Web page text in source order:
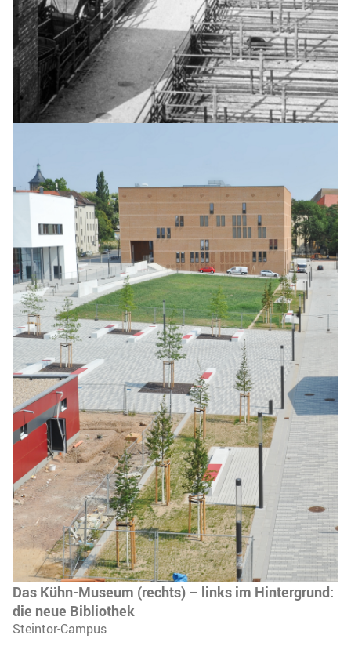
Das Kühn-Museum (rechts) – links im Hintergrund:
die neue Bibliothek
Steintor-Campus